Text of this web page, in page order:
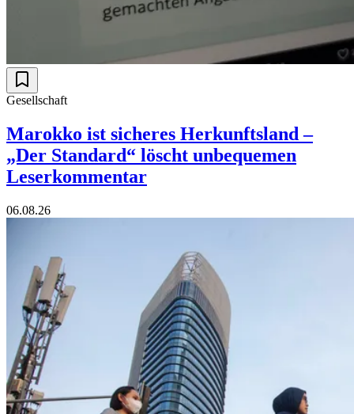
Gesellschaft
Marokko ist sicheres Herkunftsland –
„Der Standard“ löscht unbequemen
Leserkommentar
06.08.26